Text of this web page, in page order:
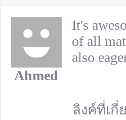
Ahmed
It's
of all
also
ลิงค์ที่เกี่